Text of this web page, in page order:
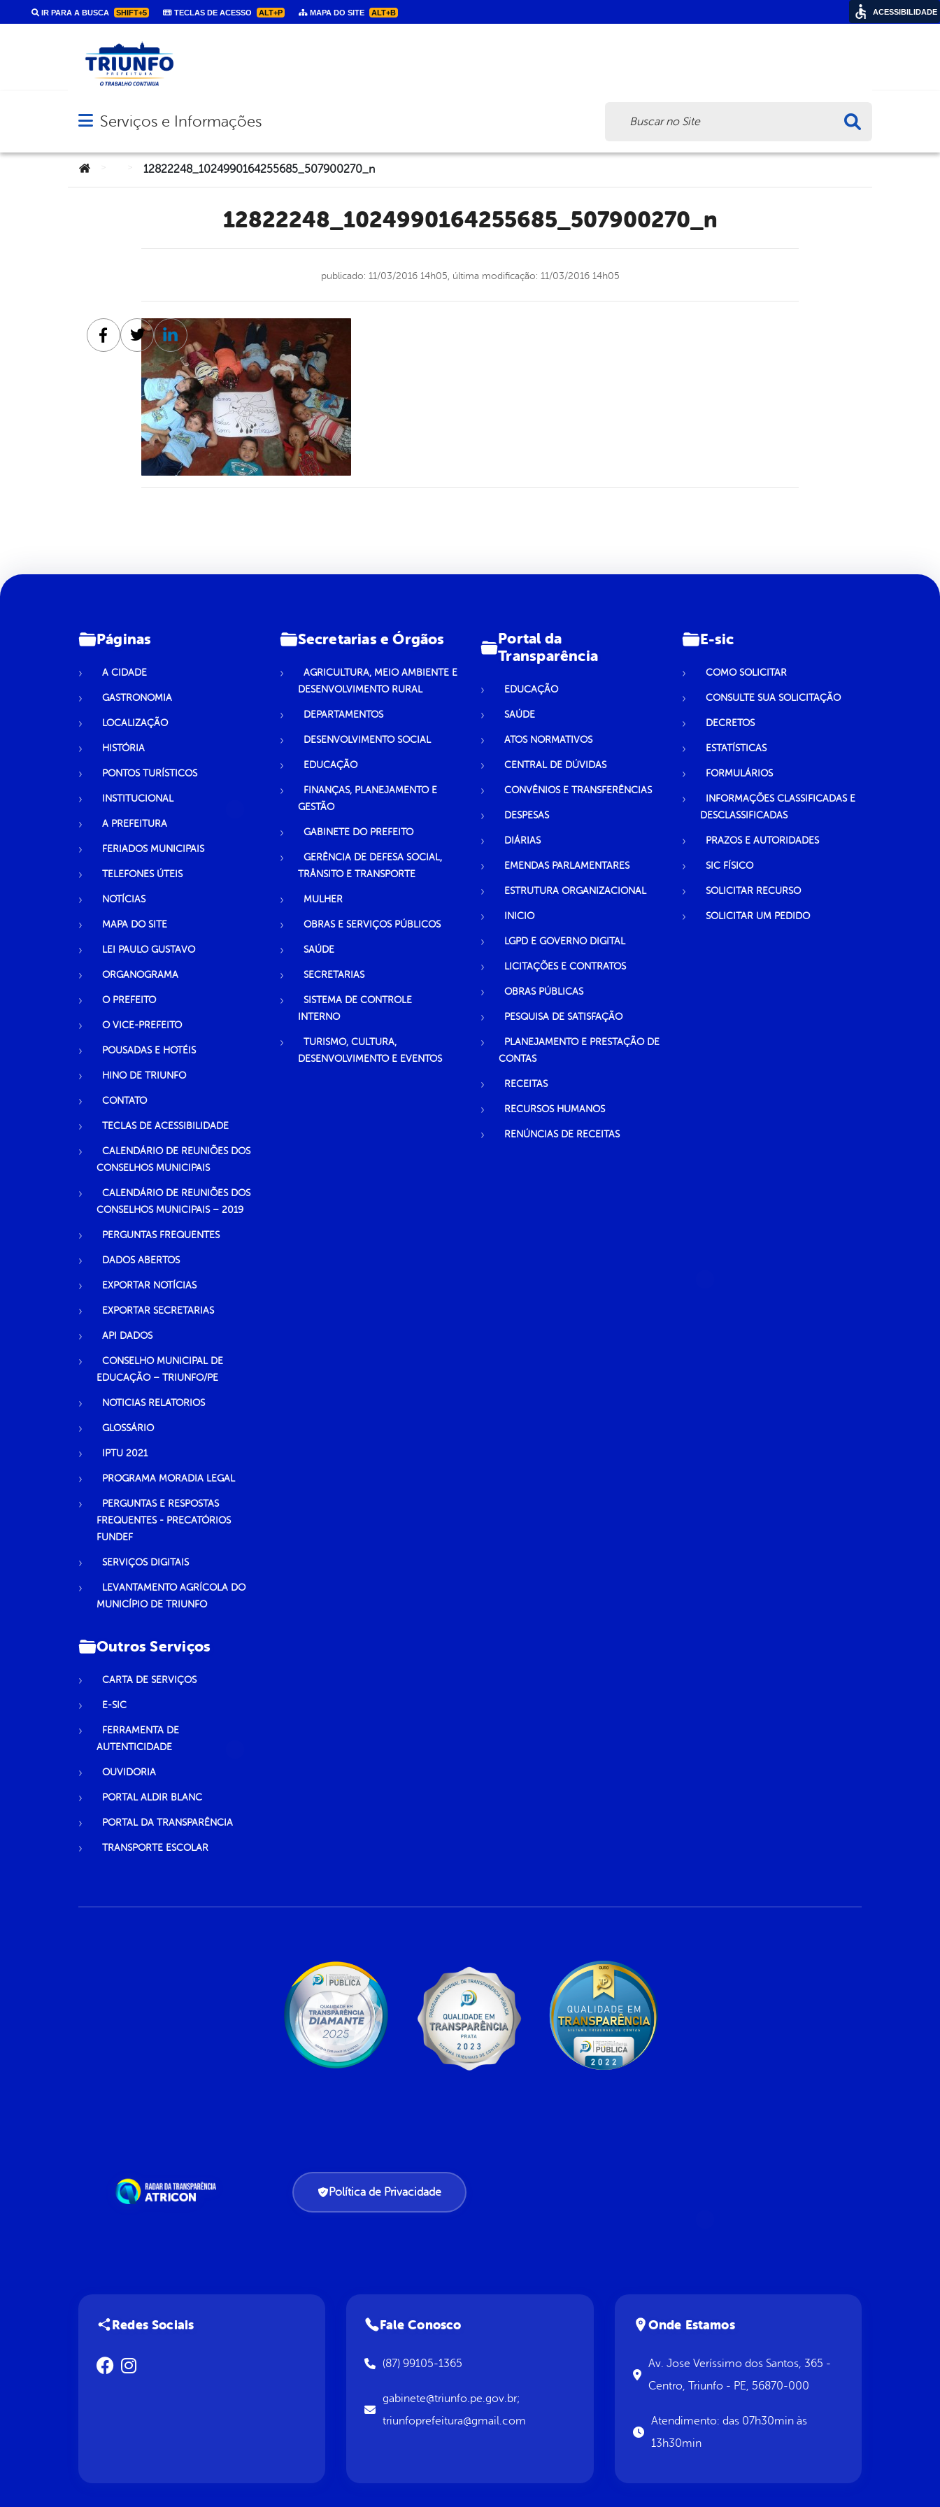
IR PARA A BUSCA SHIFT+5 TECLAS DE ACESSO ALT+P MAPA DO SITE ALT+B
Abrir menu principal de navegação
Serviços e Informações
Você está aqui:12822248_1024990164255685_507900270_n
12822248_1024990164255685_507900270_n
publicado: 11/03/2016 14h05, última modificação: 11/03/2016 14h05
Facebook
TwitterLinkedin
Páginas
A CIDADE
GASTRONOMIA
LOCALIZAÇÃO
HISTÓRIA
PONTOS TURÍSTICOS
INSTITUCIONAL
A PREFEITURA
FERIADOS MUNICIPAIS
TELEFONES ÚTEIS
NOTÍCIAS
MAPA DO SITE
LEI PAULO GUSTAVO
ORGANOGRAMA
O PREFEITO
O VICE-PREFEITO
POUSADAS E HOTÉIS
HINO DE TRIUNFO
CONTATO
TECLAS DE ACESSIBILIDADE
CALENDÁRIO DE REUNIÕES DOS
CONSELHOS MUNICIPAIS
CALENDÁRIO DE REUNIÕES DOS
CONSELHOS MUNICIPAIS – 2019
PERGUNTAS FREQUENTES
DADOS ABERTOS
EXPORTAR NOTÍCIAS
EXPORTAR SECRETARIAS
API DADOS
CONSELHO MUNICIPAL DE
EDUCAÇÃO – TRIUNFO/PE
NOTICIAS RELATORIOS
GLOSSÁRIO
IPTU 2021
PROGRAMA MORADIA LEGAL
PERGUNTAS E RESPOSTAS
FREQUENTES - PRECATÓRIOS
FUNDEF
SERVIÇOS DIGITAIS
LEVANTAMENTO AGRÍCOLA DO
MUNICÍPIO DE TRIUNFO
Secretarias e Órgãos
AGRICULTURA, MEIO AMBIENTE E
DESENVOLVIMENTO RURAL
DEPARTAMENTOS
DESENVOLVIMENTO SOCIAL
EDUCAÇÃO
FINANÇAS, PLANEJAMENTO E
GESTÃO
GABINETE DO PREFEITO
GERÊNCIA DE DEFESA SOCIAL,
TRÂNSITO E TRANSPORTE
MULHER
OBRAS E SERVIÇOS PÚBLICOS
SAÚDE
SECRETARIAS
SISTEMA DE CONTROLE
INTERNO
TURISMO, CULTURA,
DESENVOLVIMENTO E EVENTOS
Portal da
Transparência
EDUCAÇÃO
SAÚDE
ATOS NORMATIVOS
CENTRAL DE DÚVIDAS
CONVÊNIOS E TRANSFERÊNCIAS
DESPESAS
DIÁRIAS
EMENDAS PARLAMENTARES
ESTRUTURA ORGANIZACIONAL
INICIO
LGPD E GOVERNO DIGITAL
LICITAÇÕES E CONTRATOS
OBRAS PÚBLICAS
PESQUISA DE SATISFAÇÃO
PLANEJAMENTO E PRESTAÇÃO DE
CONTAS
RECEITAS
RECURSOS HUMANOS
RENÚNCIAS DE RECEITAS
E-sic
COMO SOLICITAR
CONSULTE SUA SOLICITAÇÃO
DECRETOS
ESTATÍSTICAS
FORMULÁRIOS
INFORMAÇÕES CLASSIFICADAS E
DESCLASSIFICADAS
PRAZOS E AUTORIDADES
SIC FÍSICO
SOLICITAR RECURSO
SOLICITAR UM PEDIDO
Outros Serviços
CARTA DE SERVIÇOS
E-SIC
FERRAMENTA DE
AUTENTICIDADE
OUVIDORIA
PORTAL ALDIR BLANC
PORTAL DA TRANSPARÊNCIA
TRANSPORTE ESCOLAR
Política de Privacidade
Redes Sociais Fale Conosco
(87) 99105-1365
gabinete@triunfo.pe.gov.br;
triunfoprefeitura@gmail.com
Onde Estamos
Av. Jose Veríssimo dos Santos, 365 -
Centro, Triunfo - PE, 56870-000
Atendimento: das 07h30min às
13h30min
ACESSIBILIDADE